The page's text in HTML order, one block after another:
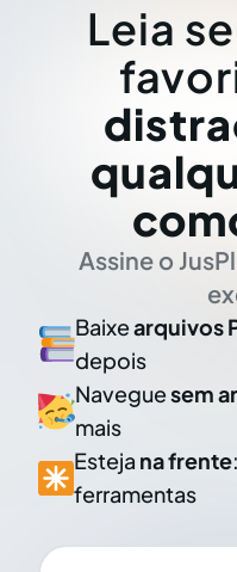
Leia
Assine o
Baixearquivos
depois
Naveguesem
mais
Esteja na frente
ferramentas